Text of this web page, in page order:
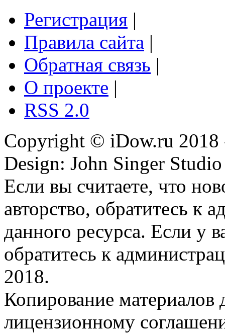
Регистрация |
Правила сайта |
Обратная связь |
О проекте |
RSS 2.0
Copyright © iDow.ru 2018
Design: John Singer Studio
Если вы считаете, что
авторство, обратитесь к
данного ресурса. Если у
обратитесь к
2018.
Копирование материалов
лицензионному